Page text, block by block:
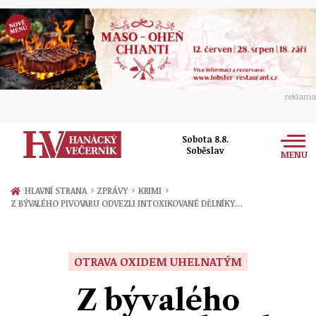
reklama
Sobota 8.8.
Soběslav
MENU
Zprávy
Ekonomika
HLAVNÍ STRANA › ZPRÁVY › KRIMI ›
Z BÝVALÉHO PIVOVARU ODVEZLI INTOXIKOVANÉ DĚLNÍKY…
OTRAVA OXIDEM UHELNATÝM
Z bývalého